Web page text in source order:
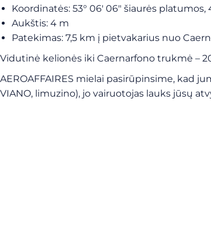
Koordinatės: 53° 06′ 06″ šiaurės platumos,
Aukštis: 4 m
Patekimas: 7,5 km į pietvakarius nuo
Vidutinė kelionės iki Caernarfono trukmė –
AEROAFFAIRES mielai pasirūpinsime, kad
VIANO, limuzino), jo vairuotojas lauks jūsų